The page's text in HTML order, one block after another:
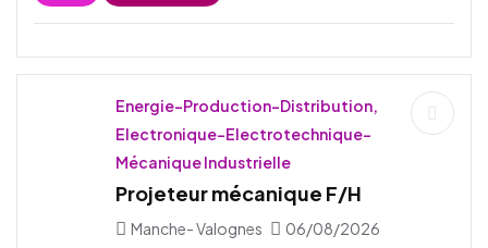
Energie-Production-Distribution,
Electronique-Electrotechnique-
Mécanique Industrielle
Projeteur mécanique F/H
Manche- Valognes 06/08/2026